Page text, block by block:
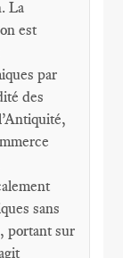
La
est
par
des
sans
portant sur